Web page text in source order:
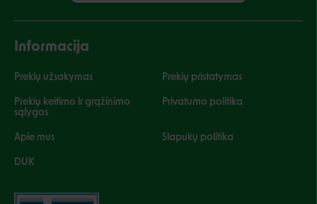
Informacija
Prekių užsakymas Prekių pristatymas
Prekių keitimo ir grąžinimo
sąlygos
Privatumo politika
Apie mus Slapukų politika
DUK